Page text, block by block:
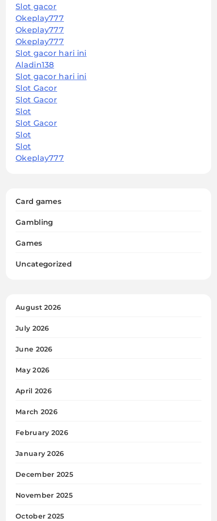
Slot gacor
Okeplay777
Okeplay777
Okeplay777
Slot gacor hari ini
Aladin138
Slot gacor hari ini
Slot Gacor
Slot Gacor
Slot
Slot Gacor
Slot
Slot
Okeplay777
Card games
Gambling
Games
Uncategorized
August 2026
July 2026
June 2026
May 2026
April 2026
March 2026
February 2026
January 2026
December 2025
November 2025
October 2025